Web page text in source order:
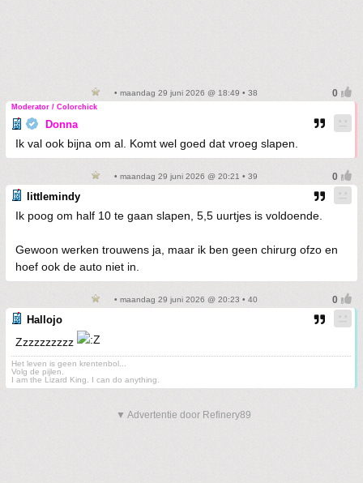
• maandag 29 juni 2026 @ 18:49 • 38
Moderator / Colorchick
Donna
Ik val ook bijna om al. Komt wel goed dat vroeg slapen.
• maandag 29 juni 2026 @ 20:21 • 39
littlemindy
Ik poog om half 10 te gaan slapen, 5,5 uurtjes is voldoende.
Gewoon werken trouwens ja, maar ik ben geen chirurg ofzo en
hoef ook de auto niet in.
• maandag 29 juni 2026 @ 20:23 • 40
Hallojo
Zzzzzzzzzz
Het leven is geen krentenbol...
Volg de pijlen.
I am the Lizard King. I can do anything.
▼ Advertentie door Refinery89